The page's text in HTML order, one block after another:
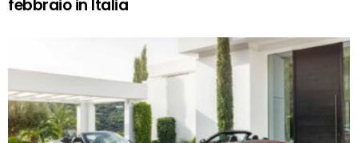
febbraio in Italia